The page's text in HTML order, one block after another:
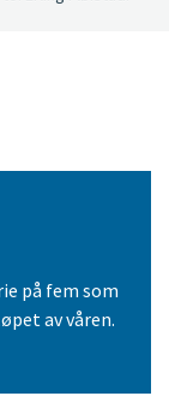
på fem som
av våren.